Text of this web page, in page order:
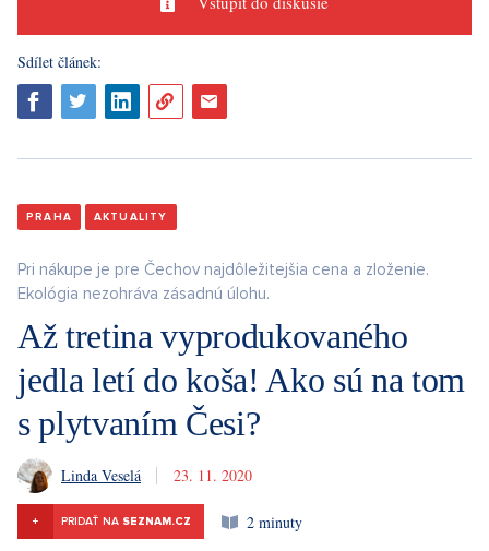
Sdílet článek:
PRAHA AKTUALITY
Pri nákupe je pre Čechov najdôležitejšia cena a zloženie.
Ekológia nezohráva zásadnú úlohu.
Až tretina vyprodukovaného
jedla letí do koša! Ako sú na tom
s plytvaním Česi?
Linda Veselá 23. 11. 2020
+ PRIDAŤ NA SEZNAM.CZ 2 minuty